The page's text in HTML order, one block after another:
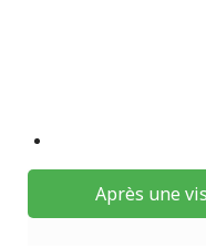
Après une